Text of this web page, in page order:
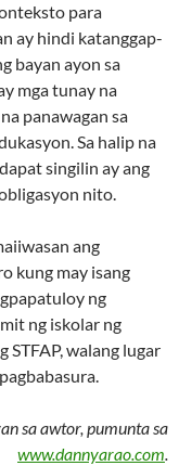
para
ay hindi katanggap-
bayan ayon sa
mga tunay na
panawagan sa
Sa halip na
singilin ay ang
nito.
ang
kung may isang
ng
ng iskolar ng
STFAP, walang lugar
sa awtor, pumunta sa
www.dannyarao.com.